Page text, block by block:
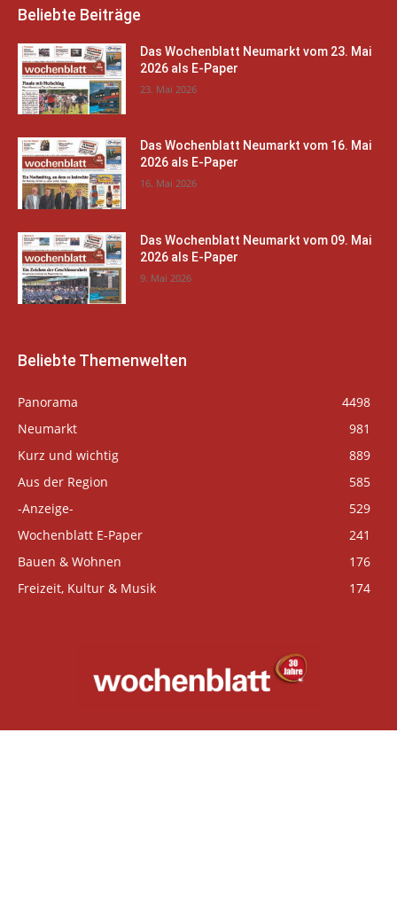
Beliebte Beiträge
Das Wochenblatt Neumarkt vom 23. Mai
2026 als E-Paper
23. Mai 2026
Das Wochenblatt Neumarkt vom 16. Mai
2026 als E-Paper
16. Mai 2026
Das Wochenblatt Neumarkt vom 09. Mai
2026 als E-Paper
9. Mai 2026
Beliebte Themenwelten
Panorama
4498
Neumarkt
981
Kurz und wichtig
889
Aus der Region
585
-Anzeige-
529
Wochenblatt E-Paper
241
Bauen & Wohnen
176
Freizeit, Kultur & Musik
174